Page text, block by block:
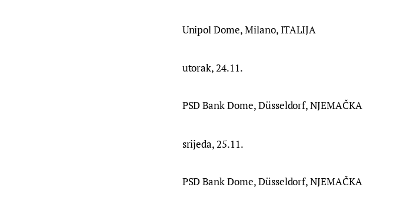
Unipol Dome, Milano, ITALIJA
utorak, 24.11.
PSD Bank Dome, Düsseldorf, NJEMAČKA
srijeda, 25.11.
PSD Bank Dome, Düsseldorf, NJEMAČKA